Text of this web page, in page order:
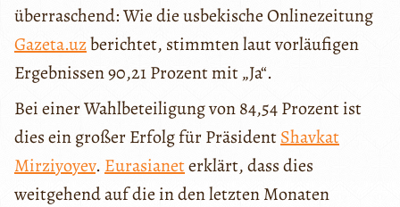
überraschend: Wie die usbekische Onlinezeitung
Gazeta.uzberichtet, stimmten laut vorläufigen
Ergebnissen 90,21 Prozent mit „Ja“.
Bei einer Wahlbeteiligung von 84,54 Prozent ist
dies ein großer Erfolg für PräsidentShavkat
Mirziyoyev. Eurasianeterklärt, dass dies
weitgehend auf die in den letzten Monaten